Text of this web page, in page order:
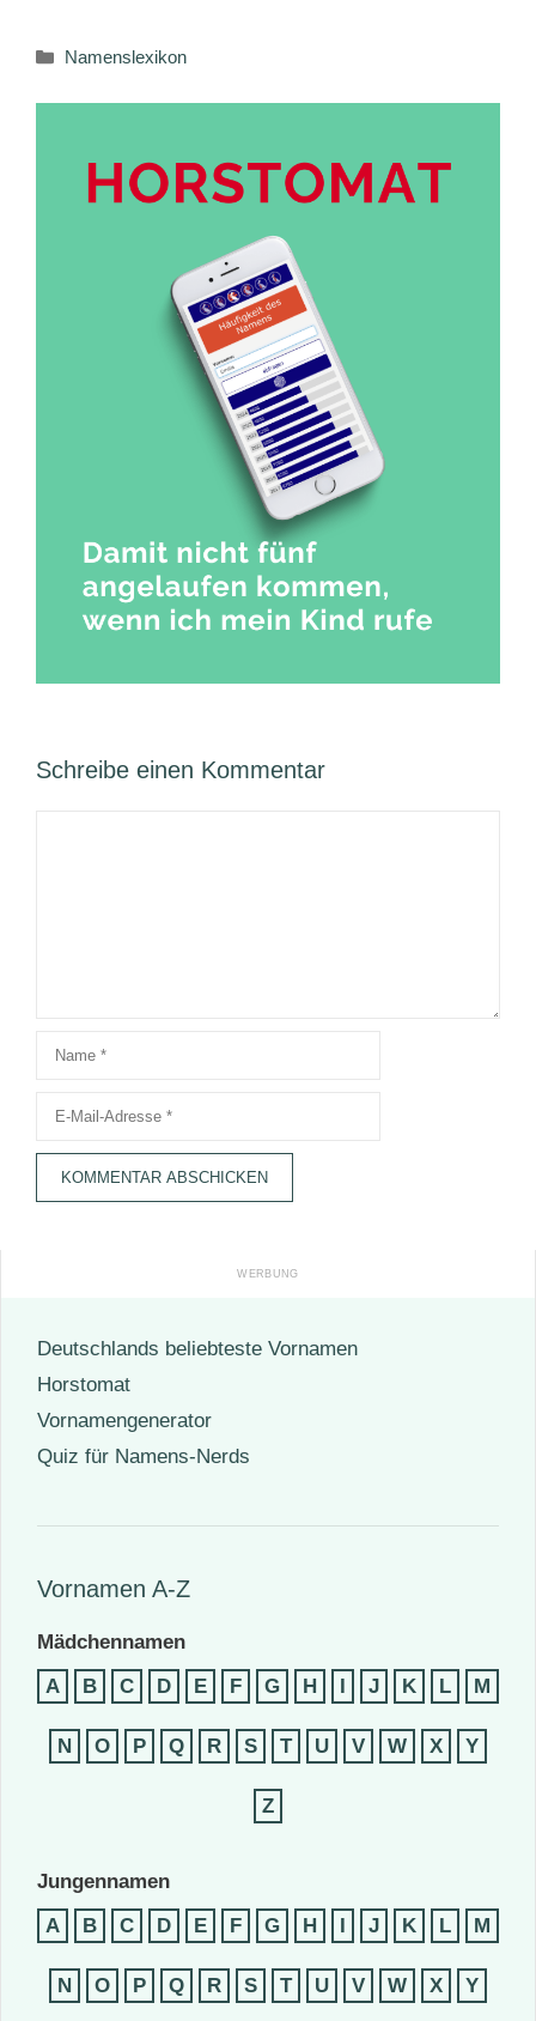
Kategorien
Namenslexikon
Schreibe einen Kommentar
Name
Adresse
Deutschlands beliebteste Vornamen
Horstomat
Vornamengenerator
Quiz für Namens-Nerds
Vornamen A-Z
Mädchennamen
A
B C D E F G H J K L M
N O P Q R S T U V W X Y
Z
Jungennamen
A
B C D E F G H J K L M
N O P Q R S T U V W X Y